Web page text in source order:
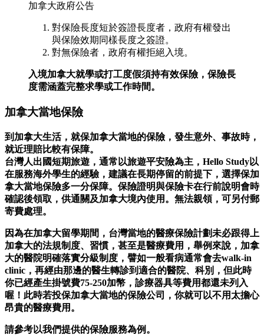
加拿大政府公告
對保險長度短於簽證長度者，政府有權發出
與保險效期同樣長度之簽證。
對無保險者，政府有權拒絕入境。
入境加拿大就學或打工度假須持有效保險，保險長
度需涵蓋完整求學或工作時間。
加拿大當地保險
到加拿大生活，就保加拿大當地的保險 ，發生意外、事故時，
就近理賠比較有保障。
台灣人出國短期旅遊，通常以旅遊平安險為主，Hello Study以
在服務海外學生的經驗，建議在長期停留的前提下，選擇保加
拿大當地保險多一分保障。保險證明與保險卡在行前說明會時
確認後領取，供通關及加拿大境內使用。無法親領，可另付郵
寄費處理。
因為在加拿大留學期間，台灣當地的醫療保險計劃未必跟得上
加拿大的法規制度、習慣，甚至是醫療費用，舉例來說，加拿
大的醫院明確落實分級制度，譬如一般看病通常會去walk-in
clinic，再經由那邊的醫生轉診到適合的醫院、科別，但此時
你已經產生掛號費75-250加幣，診療器具等費用都還未列入
喔！此時若投保加拿大當地的保險公司，你就可以不用太擔心
昂貴的醫療費用。
請參考以我們提供的保險服務為例。